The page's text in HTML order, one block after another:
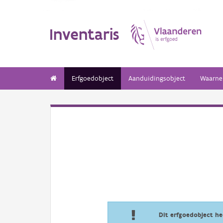
Inventaris
Erfgoedobject Aanduidingsobject
Dit erfgoedobject